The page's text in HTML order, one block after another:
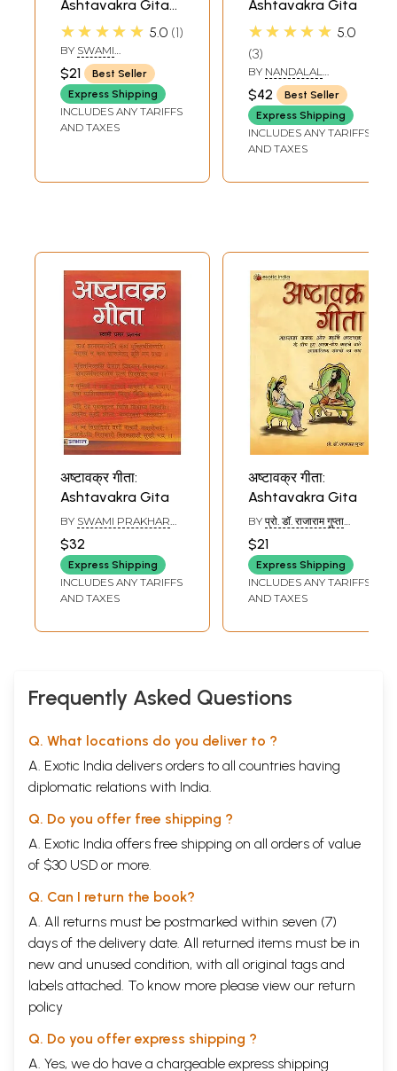
Ashtavakra Gita
Translation by
Swami
Akhandananda
Saraswati
★★★★★ 5.0 1
BY SWAMI
AKHANDANANDA
SARASWATI
$21
Best Seller
Express Shipping
INCLUDES ANY TARIFFS
AND TAXES
Ashtavakra Gita
★★★★★ 5.0
3
BY NANDALAL
DASHORA
$42
Best Seller
Express Shipping
INCLUDES ANY TARIFFS
AND TAXES
अष्टावक्र गीता:
Ashtavakra Gita
BY SWAMI PRAKHAR
PRAGYANAND
$32
Express Shipping
INCLUDES ANY TARIFFS
AND TAXES
अष्टावक्र गीता:
Ashtavakra Gita
BY प्रो. डॉ. राजाराम गुप्ता
(PROF. DR. RAJARAM
GUPTA)
$21
Express Shipping
INCLUDES ANY TARIFFS
AND TAXES
Frequently Asked Questions
Q. What locations do you deliver to ?
A. Exotic India delivers orders to all countries having
diplomatic relations with India.
Q. Do you offer free shipping ?
A. Exotic India offers free shipping on all orders of value
of $30 USD or more.
Q. Can I return the book?
A. All returns must be postmarked within seven (7)
days of the delivery date. All returned items must be in
new and unused condition, with all original tags and
labels attached. To know more please view our return
policy
Q. Do you offer express shipping ?
A. Yes, we do have a chargeable express shipping